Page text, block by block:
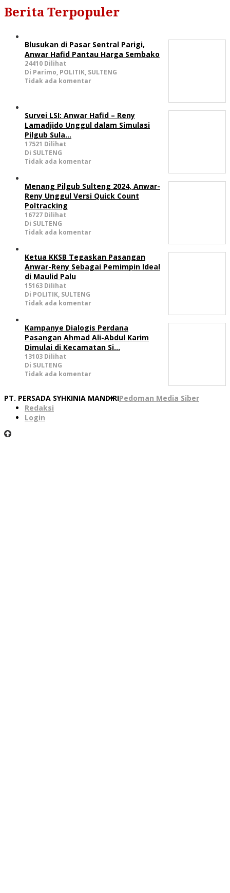
Berita Terpopuler
Blusukan di Pasar Sentral Parigi,
Anwar Hafid Pantau Harga Sembako
24410 Dilihat
Di Parimo, POLITIK, SULTENG
Tidak ada komentar
Survei LSI: Anwar Hafid – Reny
Lamadjido Unggul dalam Simulasi
Pilgub Sula…
17521 Dilihat
Di SULTENG
Tidak ada komentar
Menang Pilgub Sulteng 2024, Anwar-
Reny Unggul Versi Quick Count
Poltracking
16727 Dilihat
Di SULTENG
Tidak ada komentar
Ketua KKSB Tegaskan Pasangan
Anwar-Reny Sebagai Pemimpin Ideal
di Maulid Palu
15163 Dilihat
Di POLITIK, SULTENG
Tidak ada komentar
Kampanye Dialogis Perdana
Pasangan Ahmad Ali-Abdul Karim
Dimulai di Kecamatan Si…
13103 Dilihat
Di SULTENG
Tidak ada komentar
PT. PERSADA SYHKINIA MANDIRIPedoman Media Siber
Redaksi
Login